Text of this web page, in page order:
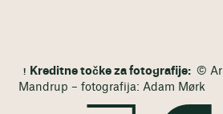
Kreditne točke za fotografije: ©
Mandrup – fotografija: Adam Mørk